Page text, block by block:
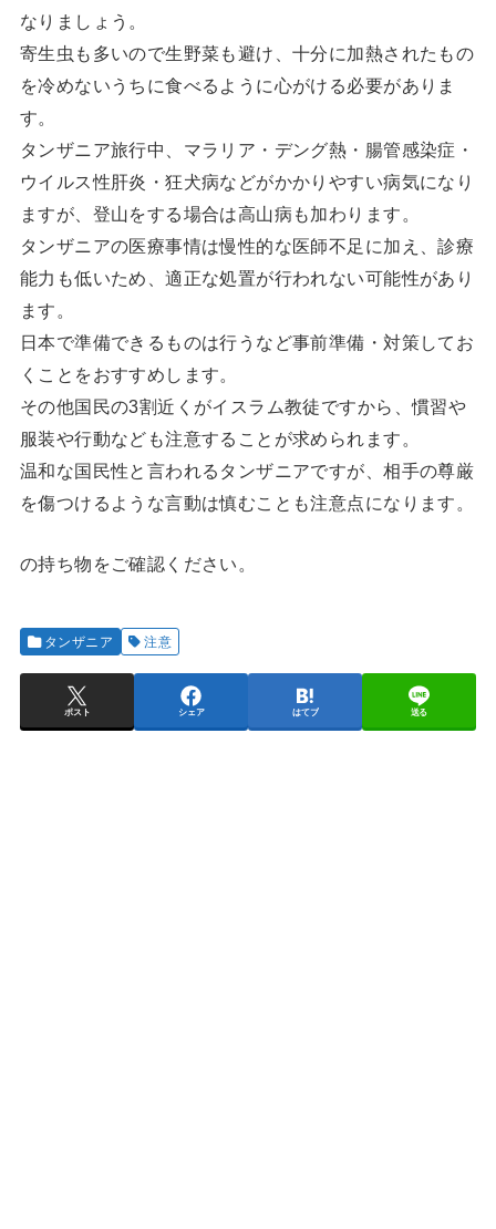
なりましょう。
寄生虫も多いので生野菜も避け、十分に加熱されたもの
を冷めないうちに食べるように心がける必要がありま
す。
タンザニア旅行中、マラリア・デング熱・腸管感染症・
ウイルス性肝炎・狂犬病などがかかりやすい病気になり
ますが、登山をする場合は高山病も加わります。
タンザニアの医療事情は慢性的な医師不足に加え、診療
能力も低いため、適正な処置が行われない可能性があり
ます。
日本で準備できるものは行うなど事前準備・対策してお
くことをおすすめします。
その他国民の3割近くがイスラム教徒ですから、慣習や
服装や行動なども注意することが求められます。
温和な国民性と言われるタンザニアですが、相手の尊厳
を傷つけるような言動は慎むことも注意点になります。
の持ち物をご確認ください。
タンザニア 注意
ポスト シェア はてブ 送る